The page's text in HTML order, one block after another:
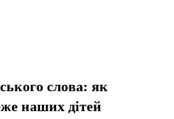
слова: як
наших дітей